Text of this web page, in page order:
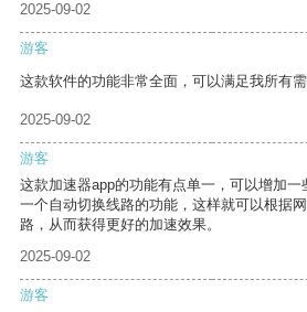
2025-09-02
游客
这款软件的功能非常全面，可以满足我所有需
2025-09-02
游客
这款加速器app的功能有点单一，可以增加
一个自动切换线路的功能，这样就可以根据
路，从而获得更好的加速效果。
2025-09-02
游客